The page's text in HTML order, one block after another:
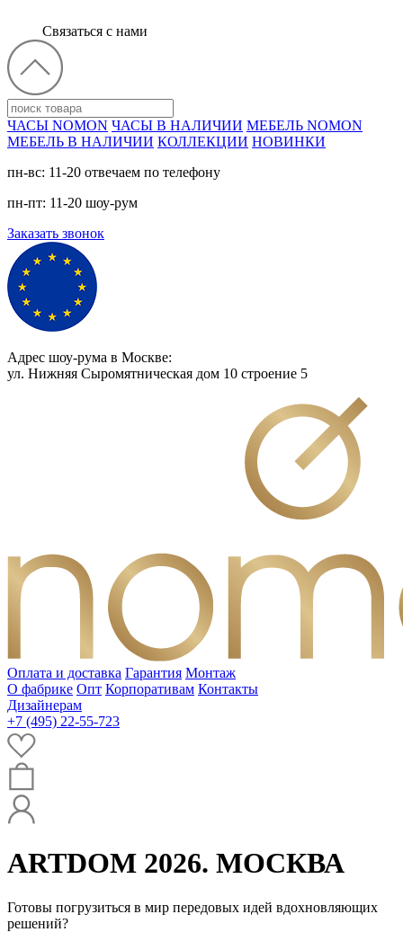
Связаться с нами
ЧАСЫ NOMON ЧАСЫ В НАЛИЧИИ МЕБЕЛЬ NOMON
МЕБЕЛЬ В НАЛИЧИИ КОЛЛЕКЦИИ НОВИНКИ
пн-вс: 11-20 отвечаем по телефону
пн-пт: 11-20 шоу-рум
Заказать звонок
Адрес шоу-рума в Москве:
ул. Нижняя Сыромятническая дом 10 cтроение 5
Оплата и доставка Гарантия Монтаж
О фабрике Опт Корпоративам Контакты
Дизайнерам
+7 (495) 22-55-723
ARTDOM 2026. МОСКВА
Готовы погрузиться в мир передовых идей вдохновляющих
решений?